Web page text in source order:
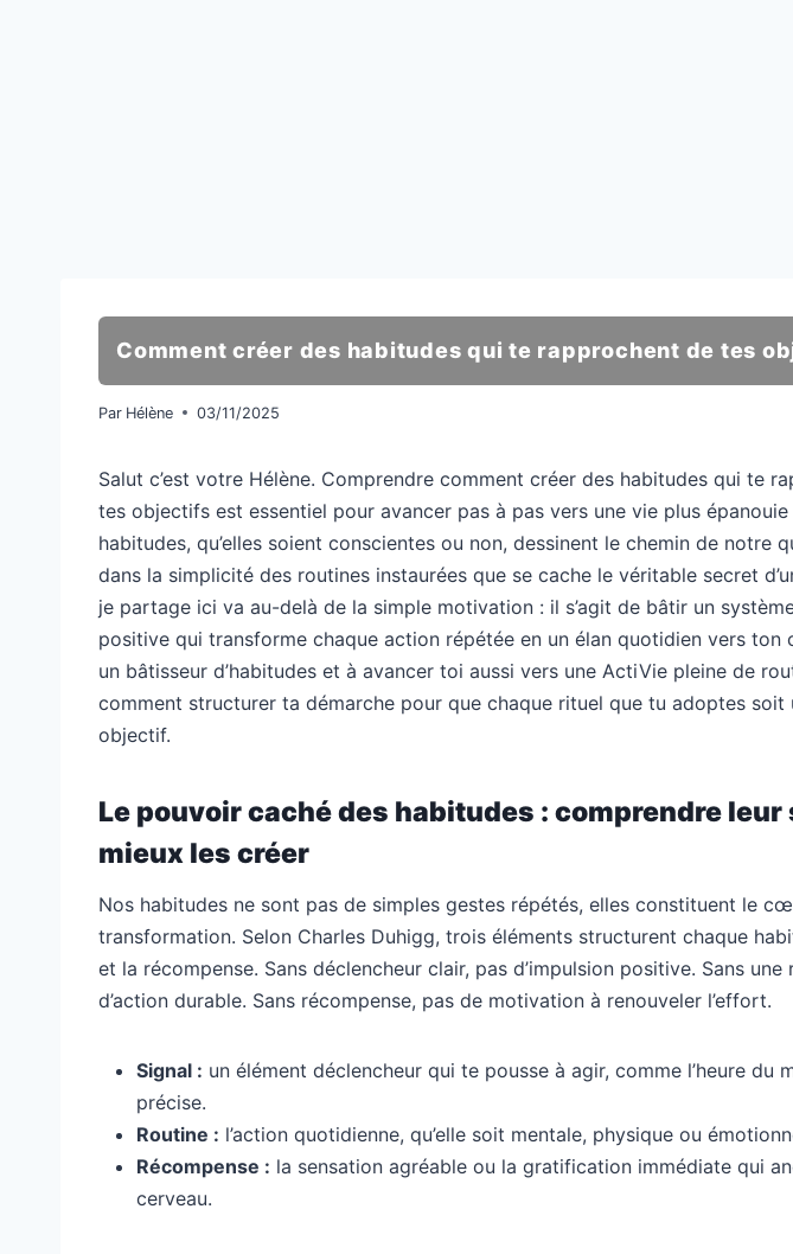
Comment créer des habitudes qui te rapprochent de tes
Par Hélène 03/11/2025
Salut c’est votre Hélène. Comprendre comment créer des habitudes qui te
tes objectifs est essentiel pour avancer pas à pas vers une vie plus
habitudes, qu’elles soient conscientes ou non, dessinent le chemin de notre
dans la simplicité des routines instaurées que se cache le véritable secret
je partage ici va au-delà de la simple motivation : il s’agit de bâtir un
positive qui transforme chaque action répétée en un élan quotidien vers ton
un bâtisseur d’habitudes et à avancer toi aussi vers une ActiVie pleine de
comment structurer ta démarche pour que chaque rituel que tu adoptes
objectif.
Le pouvoir caché des habitudes : comprendre
mieux les créer
Nos habitudes ne sont pas de simples gestes répétés, elles constituent le
transformation. Selon Charles Duhigg, trois éléments structurent chaque
et la récompense. Sans déclencheur clair, pas d’impulsion positive. Sans
d’action durable. Sans récompense, pas de motivation à renouveler l’effort.
Signal : un élément déclencheur qui te pousse à agir, comme l’heure du
précise.
Routine : l’action quotidienne, qu’elle soit mentale, physique ou
Récompense : la sensation agréable ou la gratification immédiate qui
cerveau.